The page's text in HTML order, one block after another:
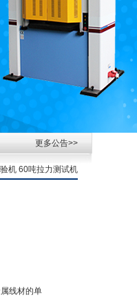
更多公告>>
机 60吨拉力测试机
线材的单